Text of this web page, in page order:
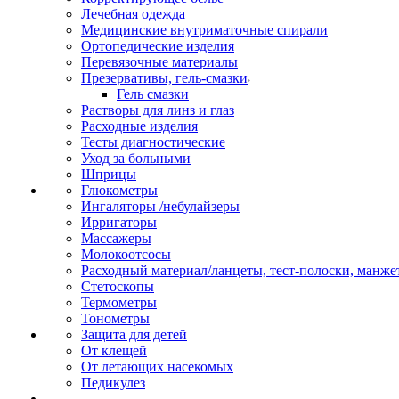
Лечебная одежда
Медицинские внутриматочные спирали
Ортопедические изделия
Перевязочные материалы
Презервативы, гель-смазки
Гель смазки
Растворы для линз и глаз
Расходные изделия
Тесты диагностические
Уход за больными
Шприцы
Глюкометры
Ингаляторы /небулайзеры
Ирригаторы
Массажеры
Молокоотсосы
Расходный материал/ланцеты, тест-полоски,
Стетоскопы
Термометры
Тонометры
Защита для детей
От клещей
От летающих насекомых
Педикулез